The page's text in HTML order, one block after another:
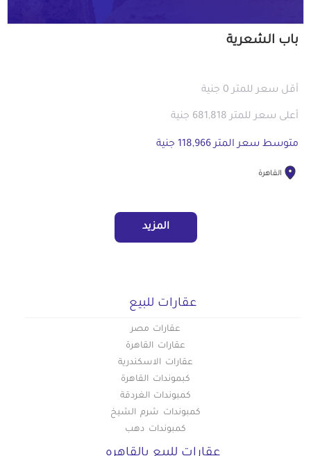
باب الشعرية
أقل سعر للمتر 0 جنية
أعلى سعر للمتر 681,818 جنية
متوسط سعر المتر 118,966 جنية
القاهرة
المزيد
عقارات للبيع
عقارات مصر
عقارات القاهرة
عقارات الاسكندرية
كبموندات القاهرة
كمبوندات الغردقة
كمبوندات شرم الشيخ
كمبوندات دهب